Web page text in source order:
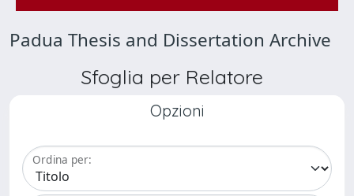
Padua Thesis and Dissertation Archive
Sfoglia per Relatore
Opzioni
Ordina per: